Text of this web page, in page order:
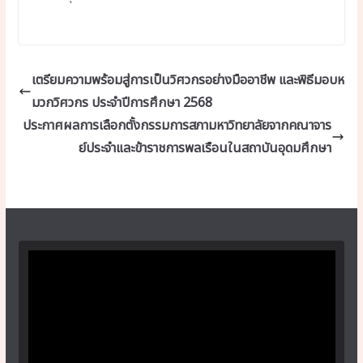
เตรียมความพร้อมสู่การเป็นวิศวกรอย่างมืออาชีพ และพิธีมอบห
มวกวิศวกร ประจำปีการศึกษา 2568
ประกาศผลการเลือกตั้งกรรมการสภามหาวิทยาลัยจากคณาจาร
ย์ประจำและข้าราชการพลเรือนในสถาบันอุดมศึกษา